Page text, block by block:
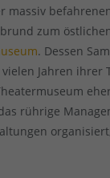
massiv
zum
. Dessen
Jahren ihrer
rührige